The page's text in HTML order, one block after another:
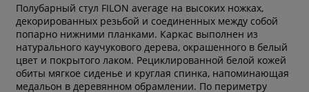
Полубарный стул FILON average на высоких ножках,
декорированных резьбой и соединенных между собой
попарно нижними планками. Каркас выполнен из
натурального каучукового дерева, окрашенного в белый
цвет и покрытого лаком. Рециклированной белой кожей
обиты мягкое сиденье и круглая спинка, напоминающая
медальон в деревянном обрамлении. По периметру